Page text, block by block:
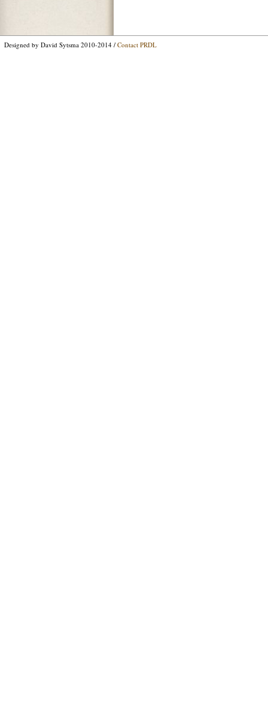
Designed by David Sytsma 2010-2014 / Contact PRDL